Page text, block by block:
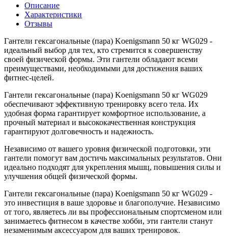
Описание
Характеристики
Отзывы
Гантели гексагональные (пара) Koenigsmann 50 кг WG029 -
идеальный выбор для тех, кто стремится к совершенству
своей физической формы. Эти гантели обладают всеми
преимуществами, необходимыми для достижения ваших
фитнес-целей.
Гантели гексагональные (пара) Koenigsmann 50 кг WG029
обеспечивают эффективную тренировку всего тела. Их
удобная форма гарантирует комфортное использование, а
прочный материал и высококачественная конструкция
гарантируют долговечность и надежность.
Независимо от вашего уровня физической подготовки, эти
гантели помогут вам достичь максимальных результатов. Они
идеально подходят для укрепления мышц, повышения силы и
улучшения общей физической формы.
Гантели гексагональные (пара) Koenigsmann 50 кг WG029 -
это инвестиция в ваше здоровье и благополучие. Независимо
от того, являетесь ли вы профессиональным спортсменом или
занимаетесь фитнесом в качестве хобби, эти гантели станут
незаменимым аксессуаром для ваших тренировок.